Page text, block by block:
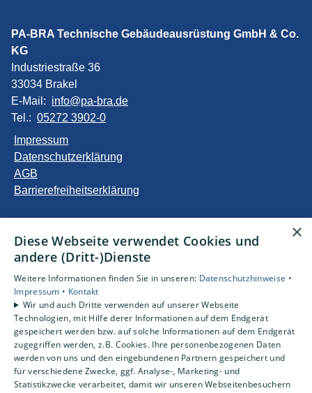
PA-BRA Technische Gebäudeausrüstung GmbH & Co.
KG
Industriestraße 36
33034 Brakel
E-Mail: info@pa-bra.de
Tel.: 05272 3902-0
Impressum
Datenschutzerklärung
AGB
Barrierefreiheitserklärung
Privatkunden
Gewerbekunden
Karriere
Unternehmen
Kontakt
Um externe HTML-Inhalte anzuzeigen, benötigen wir
Ihre Einwilligung.
Weitere Informationen finden Sie in unserer
×
Diese Webseite verwendet Cookies und
andere (Dritt-)Dienste
Weitere Informationen finden Sie in unseren: Datenschutzhinweise •
Impressum • Kontakt
Wir und auch Dritte verwenden auf unserer Webseite
Technologien, mit Hilfe derer Informationen auf dem Endgerät
gespeichert werden bzw. auf solche Informationen auf dem Endgerät
zugegriffen werden, z.B. Cookies. Ihre personenbezogenen Daten
werden von uns und den eingebundenen Partnern gespeichert und
für verschiedene Zwecke, ggf. Analyse-, Marketing- und
Statistikzwecke verarbeitet, damit wir unseren Webseitenbesuchern